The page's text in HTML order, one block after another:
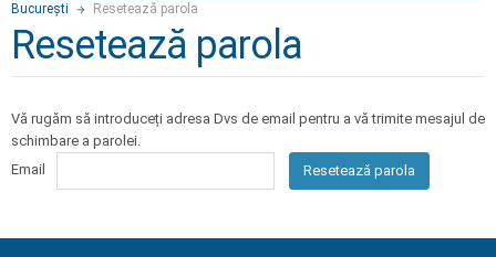
Bucureşti Resetează parola
Resetează parola
Vă rugăm să introduceți adresa Dvs de email pentru a vă trimite mesajul de
schimbare a parolei.
Email
Resetează parola